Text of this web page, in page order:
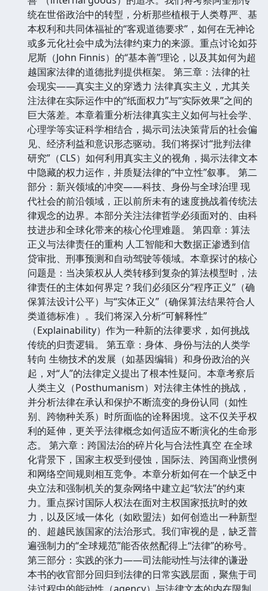
统在世俗政治中的转型，分析那些植根于人类尊严、基
本权利和共同体福祉的“客观道德要求”，如何在无神论
或多元化社会中成为法律约束力的来源。重点讨论如芬
尼斯（John Finnis）的“基本善”理论，以及其如何为超
越国家法律的道德批判提供框架。 第三章：法律的社
会现实——真实主义的穿透力 法律真实主义，尤其关
注法律在实际运作中的“纸面权力”与“实际效果”之间的
巨大落差。本章着重分析法律真实主义如何与社会学、
心理学等实证科学相结合，揭示司法决策背后的社会偏
见、经济利益和意识形态驱动。我们将探讨“批判法律
研究”（CLS）如何利用真实主义的视角，揭示法律文本
中隐藏的权力运作，并质疑法律的“中立性”叙事。 第二
部分：新兴领域的冲突——科技、身份与全球治理 现
代社会的前沿领域，正以前所未有的速度挑战着传统法
律观念的边界。本部分关注法律哲学必须面对的、由科
技进步和全球化带来的核心伦理难题。 第四章：算法
正义与法律责任的重构 人工智能和大数据正渗透到信
贷审批、刑事预测和自动驾驶等领域。本章探讨的核心
问题是：当决策权从人类转移到复杂的算法模型时，法
律责任的主体如何界定？我们必须区分“程序正义”（确
保算法设计公平）与“实体正义”（确保算法结果符合人
类道德标准）。我们将深入分析“可解释性”
（Explainability）作为一种新的法律要求，如何挑战
传统的归责逻辑。 第五章：身体、身份与法的人类学
转向 生物技术的发展（如基因编辑）和身份政治的兴
起，对“人”的法律定义提出了根本性疑问。本章考察后
人类主义（Posthumanism）对法律主体性的挑战，
并分析法律在承认和保护不断流变的身份认同（如性
别、跨物种关系）时所面临的诠释困境。这不仅关乎权
利的延伸，更关乎法律概念如何适应不断演化的生命形
态。 第六章：跨国法治的碎片化与合法性真空 在全球
化背景下，国家主权受到侵蚀，国际法、跨国商业惯例
和网络空间规则相互竞争。本章分析如何在一个缺乏中
央立法和强制机关的复杂网络中建立起“软法”的约束
力。重点探讨国际人权法在面对主权国家抵抗时的效
力，以及区域一体化（如欧盟法）如何创造出一种新型
的、超越民族国家的法治形式。我们审视的是，缺乏普
遍强制力的“全球规范”能否依然配得上“法律”的称号。
第三部分：实践的张力——司法能动性与法律的谦逊
本书的收官部分回归到法律的日常实践层面，聚焦于司